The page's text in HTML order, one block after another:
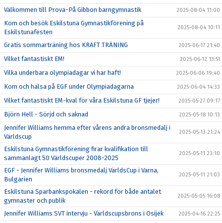
Välkommen till Prova-På Gibbon barngymnastik 2025-08-04 11:00
Kom och besök Eskilstuna Gymnastikförening på
Eskilstunafesten
2025-08-04 10:11
Gratis sommarträning hos KRAFT TRÄNING 2025-06-17 21:40
Vilket fantastiskt EM! 2025-06-12 13:51
Vilka underbara olympiadagar vi har haft! 2025-06-06 19:40
Kom och hälsa på EGF under Olympiadagarna 2025-06-04 14:33
Vilket fantastiskt EM-kval för våra Eskilstuna GF tjejer! 2025-05-27 09:17
Björn Hell - Sörjd och saknad 2025-05-18 10:13
Jennifer Williams hemma efter vårens andra bronsmedalj i
Världscup
2025-05-13 21:24
Eskilstuna Gymnastikförening firar kvalifikation till
sammanlagt 50 Världscuper 2008-2025
2025-05-11 23:10
EGF - Jennifer Williams bronsmedalj VärldsCup i Varna,
Bulgarien
2025-05-11 21:03
Eskilstuna Sparbankspokalen - rekord för både antalet
gymnaster och publik
2025-05-05 16:08
Jennifer Williams SVT intervju - Världscupsbrons i Osijek 2025-04-16 22:25